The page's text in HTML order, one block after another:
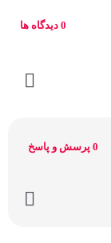
0 دیدگاه ها
0 پرسش و پاسخ